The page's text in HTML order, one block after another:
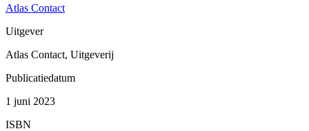
Atlas Contact
Uitgever
Atlas Contact, Uitgeverij
Publicatiedatum
1 juni 2023
ISBN